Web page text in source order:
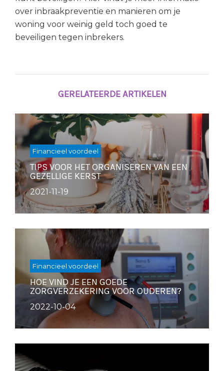
over inbraakpreventie en manieren om je
woning voor weinig geld toch goed te
beveiligen tegen inbrekers.
GERELATEERDE ARTIKELEN
Financieel voordeel
TIPS VOOR HET ORGANISEREN VAN EEN
GEZELLIGE KERST
2021-11-19
Financieel voordeel
HOE VIND JE EEN GOEDE
ZORGVERZEKERING VOOR OUDEREN?
2022-10-04